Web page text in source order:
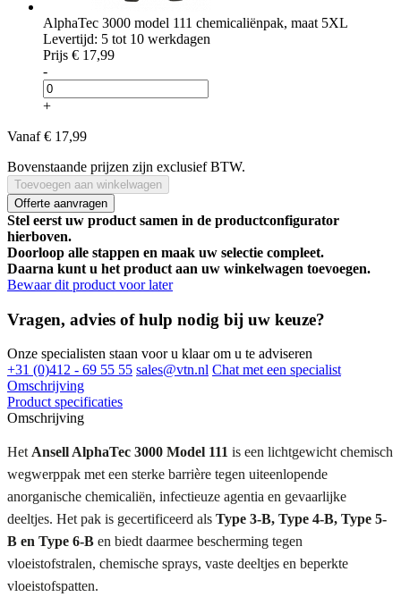
AlphaTec 3000 model 111 chemicaliënpak, maat 5XL
Levertijd: 5 tot 10 werkdagen
Prijs € 17,99
-
+
Vanaf € 17,99
Bovenstaande prijzen zijn exclusief BTW.
Toevoegen aan winkelwagen
Offerte aanvragen
Stel eerst uw product samen in de productconfigurator
hierboven.
Doorloop alle stappen en maak uw selectie compleet.
Daarna kunt u het product aan uw winkelwagen toevoegen.
Bewaar dit product voor later
Vragen, advies of hulp nodig bij uw keuze?
Onze specialisten staan voor u klaar om u te adviseren
+31 (0)412 - 69 55 55 sales@vtn.nl Chat met een specialist
Omschrijving
Product specificaties
Omschrijving
Het Ansell AlphaTec 3000 Model 111 is een lichtgewicht chemisch
wegwerppak met een sterke barrière tegen uiteenlopende
anorganische chemicaliën, infectieuze agentia en gevaarlijke
deeltjes. Het pak is gecertificeerd als Type 3-B, Type 4-B, Type 5-
B en Type 6-B en biedt daarmee bescherming tegen
vloeistofstralen, chemische sprays, vaste deeltjes en beperkte
vloeistofspatten.